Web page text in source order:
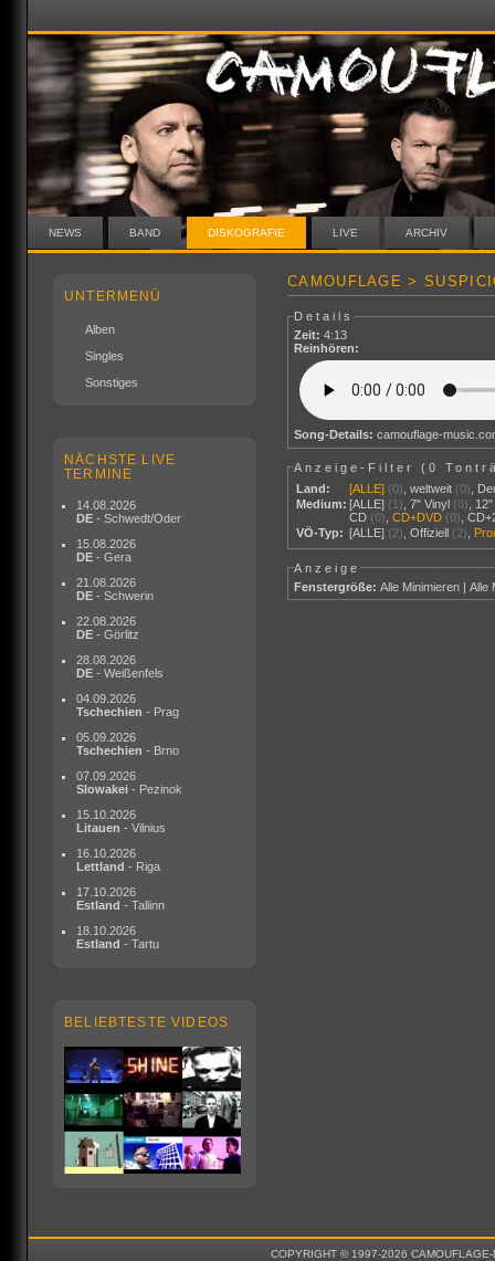
NEWS BAND DISKOGRAFIE LIVE ARCHIV
UNTERMENÜ
Alben
Singles
Sonstiges
NÄCHSTE LIVE
TERMINE
14.08.2026
DE - Schwedt/Oder
15.08.2026
DE - Gera
21.08.2026
DE - Schwerin
22.08.2026
DE - Görlitz
28.08.2026
DE - Weißenfels
04.09.2026
Tschechien - Prag
05.09.2026
Tschechien - Brno
07.09.2026
Slowakei - Pezinok
15.10.2026
Litauen - Vilnius
16.10.2026
Lettland - Riga
17.10.2026
Estland - Tallinn
18.10.2026
Estland - Tartu
BELIEBTESTE VIDEOS
CAMOUFLAGE >
Details
Zeit: 4:13
Reinhören:
Song-Details: camouflage-
Anzeige-Filter (0
Land:
[ALLE] (0) ,weltweit (0)
Medium: [ALLE] (1) ,7" Vinyl (0)
CD (0) ,CD+DVD (0) ,
VÖ-Typ: [ALLE] (2) ,Offiziell (2)
Anzeige
Fenstergröße: Alle Minimieren |Alle
COPYRIGHT © 1997-2026 CAMOUFLAGE-